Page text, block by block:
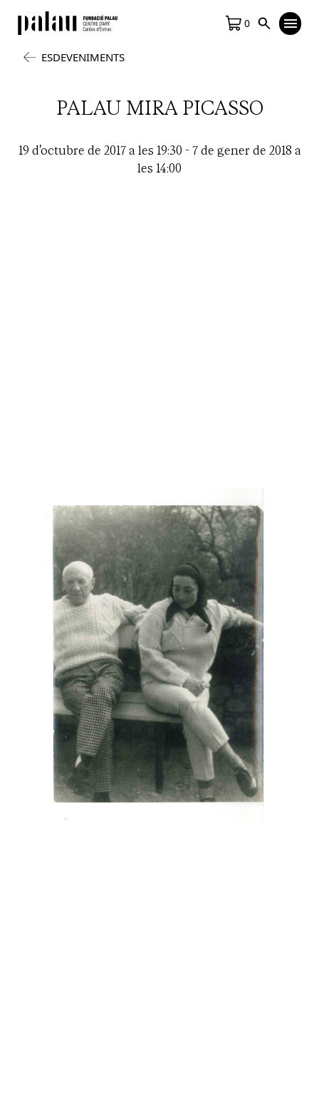
0
ESDEVENIMENTS
PALAU MIRA PICASSO
19 d'octubre de 2017 a les 19:30 - 7 de gener de 2018 a
les 14:00